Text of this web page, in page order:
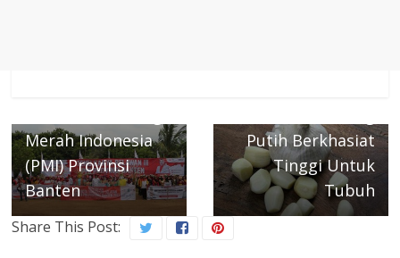
Merah Indonesia
(PMI) Provinsi
Banten
Putih Berkhasiat
Tinggi Untuk
Tubuh
Share This Post: